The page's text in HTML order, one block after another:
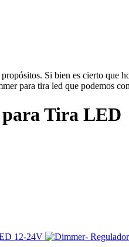
Si bien es cierto que
para tira led que podemos
Tira LED